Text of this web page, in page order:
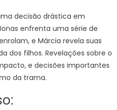
decisão drástica em
enfrenta uma série de
e Márcia revela suas
dos filhos. Revelações sobre o
e decisões importantes
da trama.